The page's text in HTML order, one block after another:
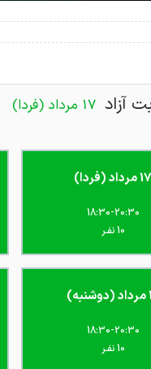
آزاد 17 مرداد (فردا)
(فردا)
18:30-20:30
10 نفـر
18:30-20:30
10 نفـر